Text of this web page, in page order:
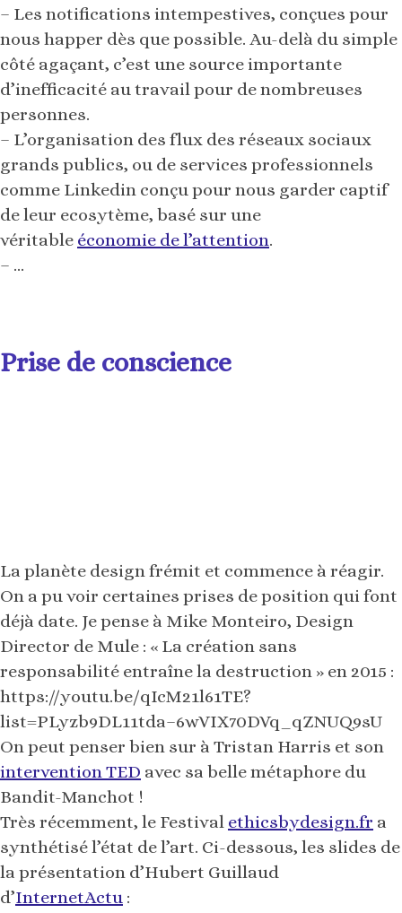
– Les notifications intempestives, conçues pour
nous happer dès que possible. Au-delà du simple
côté agaçant, c’est une source importante
d’inefficacité au travail pour de nombreuses
personnes.
– L’organisation des flux des réseaux sociaux
grands publics, ou de services professionnels
comme Linkedin conçu pour nous garder captif
de leur ecosytème, basé sur une
véritable économie de l’attention.
– …
Prise de conscience
responsabilité entraîne la destruction » en 2015 :
https://youtu.be/qIcM21l61TE?
list=PLyzb9DL11tda–6wVIX70DVq_qZNUQ9sU
On peut penser bien sur à Tristan Harris et son
intervention TED
avec sa belle métaphore du
Bandit-Manchot !
Très récemment, le Festival
synthétisé l’état de l’art. Ci-dessous, les slides de
la présentation d’Hubert Guillaud
d’InternetActu:
Ethic by…